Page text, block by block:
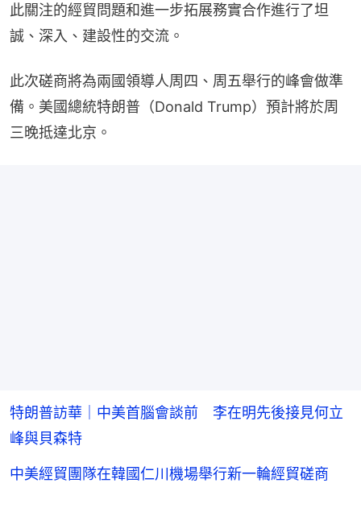
此關注的經貿問題和進一步拓展務實合作進行了坦
誠、深入、建設性的交流。
此次磋商將為兩國領導人周四、周五舉行的峰會做準
備。美國總統特朗普（Donald Trump）預計將於周
三晚抵達北京。
特朗普訪華｜中美首腦會談前 李在明先後接見何立
峰與貝森特
中美經貿團隊在韓國仁川機場舉行新一輪經貿磋商